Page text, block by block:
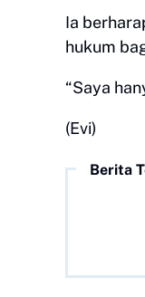
Ia
hukum
“Saya
(Evi)
Berita